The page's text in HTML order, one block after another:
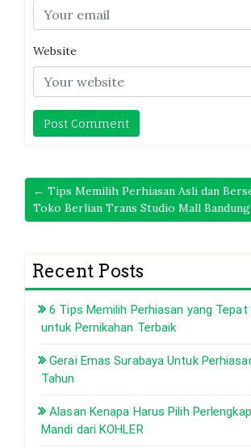
Website
← Tips Memilih Perhiasan Asli dan
Toko Berlian Trans Studio Mall Bandung
Recent Posts
6 Tips Memilih Perhiasan yang Tepat
untuk Pernikahan Terbaik
Gerai Emas Surabaya Untuk
Tahun
Alasan Kenapa Harus Pilih
Mandi dari KOHLER